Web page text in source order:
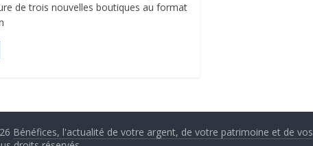
de trois nouvelles boutiques au format
Bénéfices, l'actualité de votre argent, de votre patrimoine et de vos